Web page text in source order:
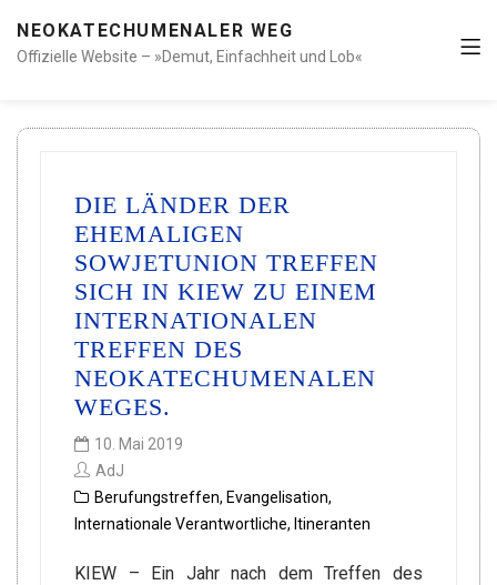
NEOKATECHUMENALER WEG
Offizielle Website – »Demut, Einfachheit und Lob«
DIE LÄNDER DER
EHEMALIGEN
SOWJETUNION TREFFEN
SICH IN KIEW ZU EINEM
INTERNATIONALEN
TREFFEN DES
NEOKATECHUMENALEN
WEGES.
10. Mai 2019
AdJ
Berufungstreffen, Evangelisation,
Internationale Verantwortliche, Itineranten
KIEW – Ein Jahr nach dem Treffen des